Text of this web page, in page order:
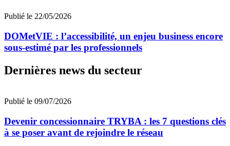
Publié le 22/05/2026
DOMetVIE : l’accessibilité, un enjeu business encore
sous-estimé par les professionnels
Dernières news du secteur
Publié le 09/07/2026
Devenir concessionnaire TRYBA : les 7 questions clés
à se poser avant de rejoindre le réseau